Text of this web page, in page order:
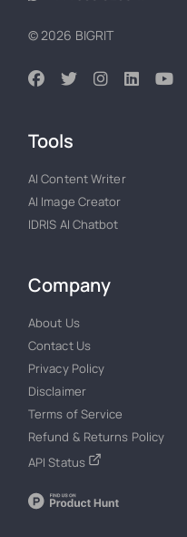
© 2026 BIGRIT
Tools
AI Content Writer
AI Image Creator
IDRIS AI Chatbot
Company
About Us
Contact Us
Privacy Policy
Disclaimer
Terms of Service
Refund & Returns Policy
API Status